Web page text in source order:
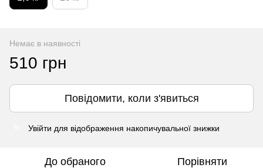
Немає в наявності
510 грн
Повідомити, коли з'явиться
Увійти для відображення накопичувальної знижки
До обраного Порівняти